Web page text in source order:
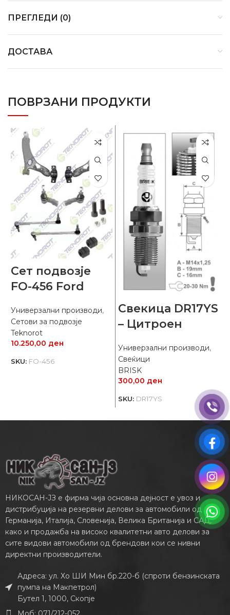
ПРЕГЛЕДИ (0)
ДОСТАВА
ПОВРЗАНИ ПРОДУКТИ
Сет подвозје
FO-456 Ford
Универзални производи,
Сетови за подвозје
Teknorot
10.250,00 ден
SKU: FO-456
Свекица DR17YS
– Цитроен
Универзални производи,
Свеќици
BRISK
300,00 ден
SKU: DR17YS
НИКОСАН-ЈЗ е фирма чија основна дејност е увоз и
дистрибуција на резервни делови за автомобили од
Германија, Италија, Словенија, Велика Британија и САД,
како и продажба на високо квалитетни авто делови за
сите видови автомобили од брендови кои се нивни
директни производители.
Адреса: ул. Хо ШИ Мин бр.220-б (спроти бензинската
пумпа на Макпетрол)
Бутел 1, 1000, Скопје